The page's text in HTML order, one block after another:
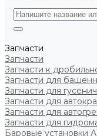
Запчасти
Запчасти
Запчасти к
Запчасти для
Запчасти для
Запчасти для
Запчасти для
Запчасти для
Баровые установки